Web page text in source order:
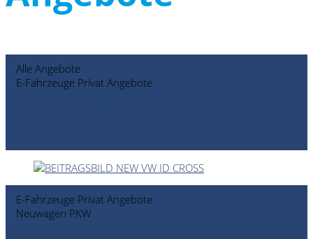
Alle Angebote
E-Fahrzeuge Privat Angebote
E-Fahrzeuge Privat Angebote
Neuwagen PKW